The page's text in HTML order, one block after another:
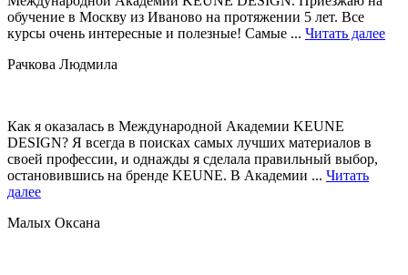
обучение в Москву из Иваново на протяжении 5 лет. Все
курсы очень интересные и полезные! Самые ... Читать далее
Рачкова Людмила
Как я оказалась в Международной Академии KEUNE
DESIGN? Я всегда в поисках самых лучших материалов в
своей профессии, и однажды я сделала правильный выбор,
остановившись на бренде KEUNE. В Академии ... Читать
далее
Малых Оксана